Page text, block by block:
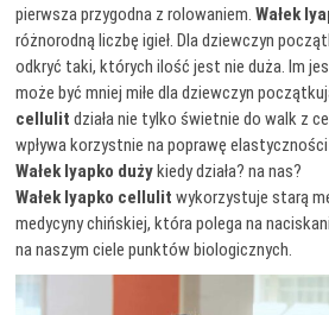
pierwsza przygodna z rolowaniem.Wałek
różnorodną liczbę igieł. Dla dziewczyn
odkryć taki, których ilość jest nie duża. Im
może być mniej miłe dla dziewczyn
cellulit działa nie tylko świetnie do walk z
wpływa korzystnie na poprawę
Wałek lyapko dużykiedy działa? na nas?
Wałek lyapko cellulit wykorzystuje starą
medycyny chińskiej, która polega na
na naszym ciele punktów biologicznych.